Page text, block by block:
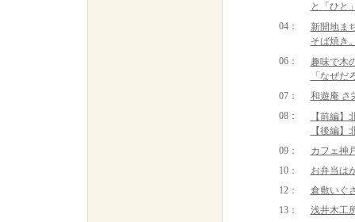
と「ひと
04：
新開地ま
そば焼き
06：
趣味で木
「なぜだ
07：
和遊庵
08：
【前編
【後編
09：
カフェ神
10：
お弁当は
12：
倉敷いぐ
13：
浅井木工